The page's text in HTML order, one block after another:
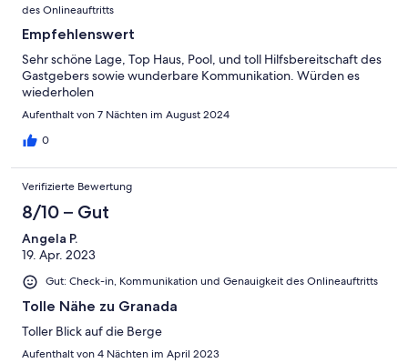
des Onlineauftritts
Empfehlenswert
Sehr schöne Lage, Top Haus, Pool, und toll Hilfsbereitschaft des
Gastgebers sowie wunderbare Kommunikation. Würden es
wiederholen
Aufenthalt von 7 Nächten im August 2024
0
Verifizierte Bewertung
8/10 – Gut
Angela P.
19. Apr. 2023
Gut: Check-in, Kommunikation und Genauigkeit des Onlineauftritts
Tolle Nähe zu Granada
Toller Blick auf die Berge
Aufenthalt von 4 Nächten im April 2023